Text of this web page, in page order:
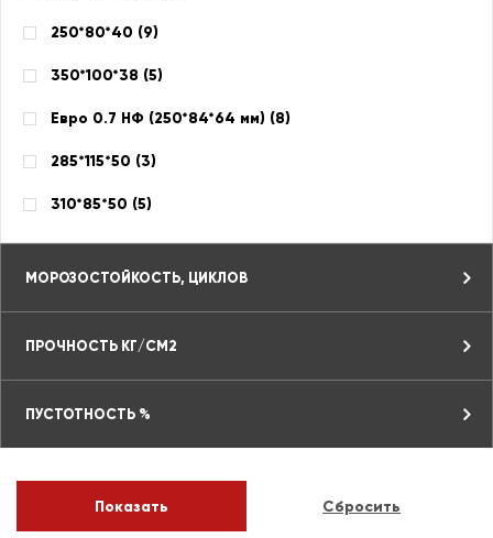
250*80*40 (9)
350*100*38 (5)
Евро 0.7 НФ (250*84*64 мм) (8)
285*115*50 (3)
310*85*50 (5)
МОРОЗОСТОЙКОСТЬ, ЦИКЛОВ
ПРОЧНОСТЬ КГ/СМ2
ПУСТОТНОСТЬ %